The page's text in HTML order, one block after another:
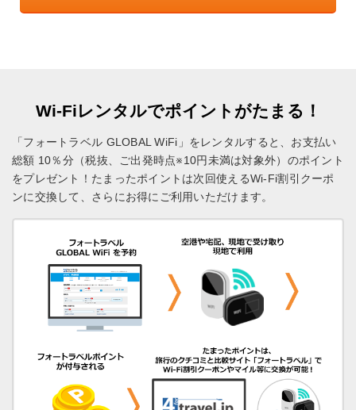
Wi-Fiレンタルでポイントがたまる！
「フォートラベル GLOBAL WiFi」をレンタルすると、お支払い
総額 10％分（税抜、ご出発時点※10円未満は対象外）のポイント
をプレゼント！ たまったポイントは次回使えるWi-Fi割引クーポ
ンに交換して、さらにお得にご利用いただけます。